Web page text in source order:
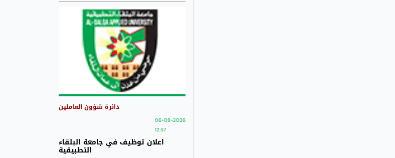
دائرة شؤون العاملين
06-08-2026
12:57
اعلان توظيف في جامعة البلقاء
التطبيقية